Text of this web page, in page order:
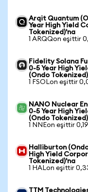
Arqit Quantum
Year High Yield
Tokenized)'na
1 ARQQon eşittir
Fidelity Solana
0-5 Year High
(Ondo
1 FSOLon eşittir
NANO Nuclear
0-5 Year High
(Ondo
1 NNEon eşittir
Halliburton
High Yield
Tokenized)'na
1 HALon eşittir
TTM